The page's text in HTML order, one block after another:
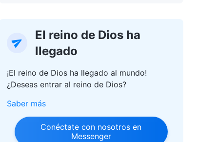
El reino de Dios ha
llegado
¡El reino de Dios ha llegado al mundo!
¿Deseas entrar al reino de Dios?
Saber más
Conéctate con nosotros en
Messenger